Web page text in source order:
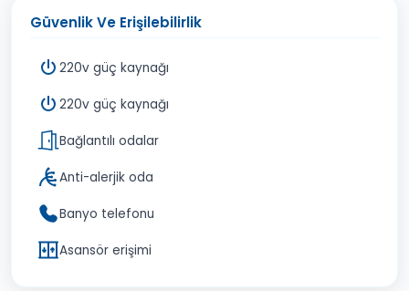
Güvenlik Ve Erişilebilirlik
220v güç kaynağı
220v güç kaynağı
Bağlantılı odalar
Anti-alerjik oda
Banyo telefonu
Asansör erişimi